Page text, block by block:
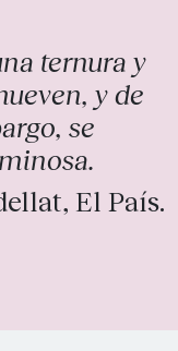
ternura y
y de
se
El País.